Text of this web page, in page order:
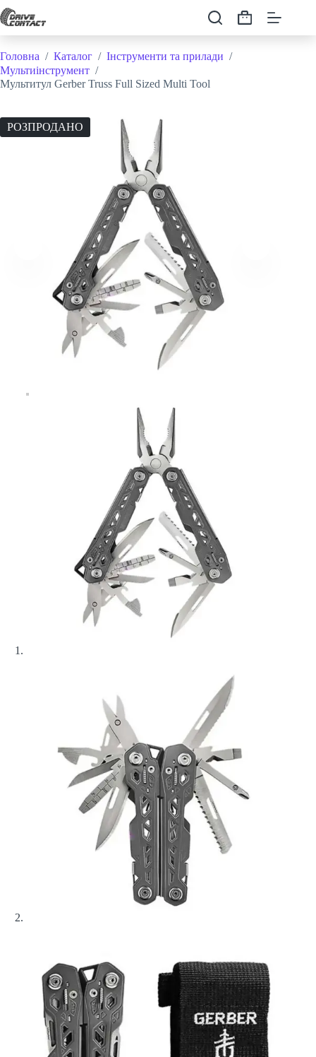
Перейти
до
Кошик
Головна / Каталог / Інструменти та прилади /
Мультиінструмент /
Мультитул Gerber Truss Full Sized Multi Tool
РОЗПРОДАНО